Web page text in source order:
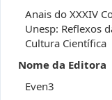
Anais do XXXIV
Unesp: Reflexos
Cultura Científica
Nome da Editora
Even3